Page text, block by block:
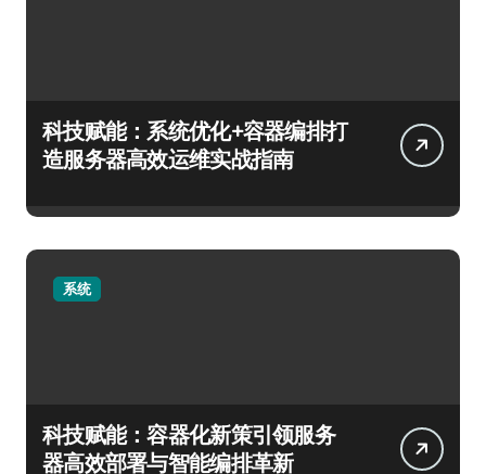
科技赋能：系统优化+容器编排打
造服务器高效运维实战指南
系统
科技赋能：容器化新策引领服务
器高效部署与智能编排革新